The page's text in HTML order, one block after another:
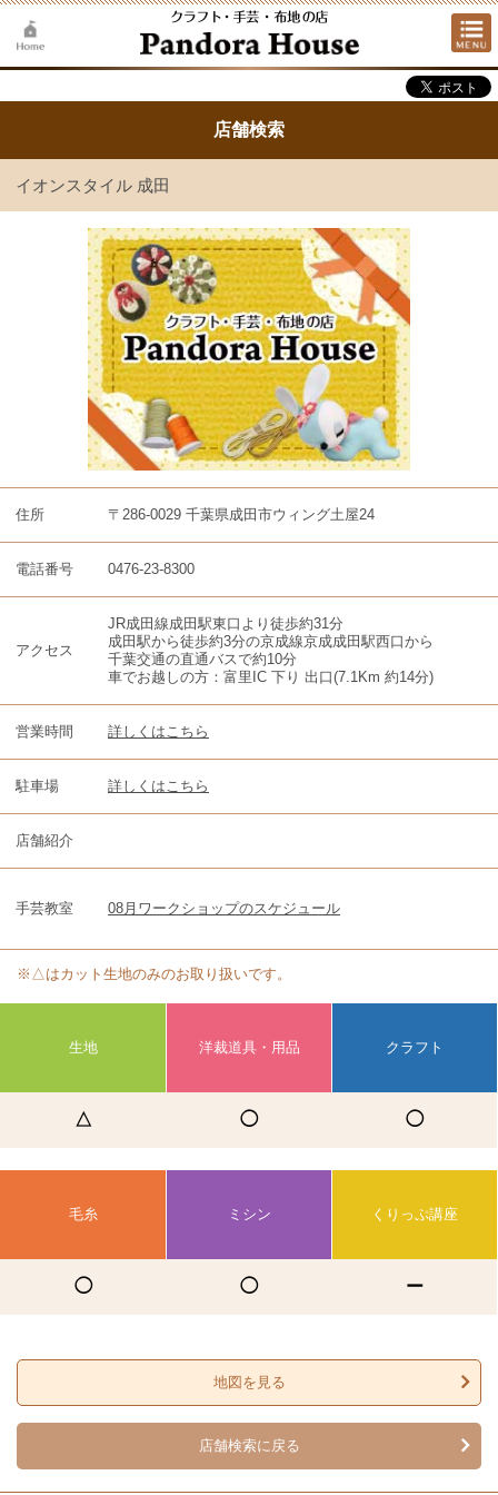
店舗検索
イオンスタイル 成田
住所 〒286-0029 千葉県成田市ウィング土屋24
電話番号 0476-23-8300
アクセス
JR成田線成田駅東口より徒歩約31分
成田駅から徒歩約3分の京成線京成成田駅西口から
千葉交通の直通バスで約10分
車でお越しの方：富里IC 下り 出口(7.1Km 約14分)
営業時間 詳しくはこちら
駐車場 詳しくはこちら
店舗紹介
手芸教室 08月ワークショップのスケジュール
※△はカット生地のみのお取り扱いです。
生地 洋裁道具・用品 クラフト
△ ◯ ◯
毛糸 ミシン くりっぷ講座
◯ ◯ ー
地図を見る
店舗検索に戻る